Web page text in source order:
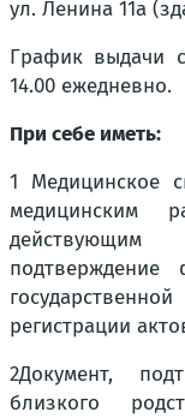
ул. Ленина 11а
График выдачи
14.00 ежедневно.
При себе иметь:
1 Медицинское
медицинским
регистрации
2Документ,
близкого